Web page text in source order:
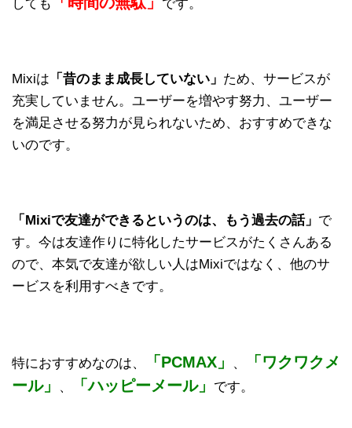
しても
です。
Mixiは 「昔のまま成長していない」 ため、サービスが
充実していません。ユーザーを増やす努力、ユーザー
を満足させる努力が見られないため、おすすめできな
いのです。
「Mixiで友達ができるというのは、もう過去の話」 で
す。今は友達作りに特化したサービスがたくさんある
ので、本気で友達が欲しい人はMixiではなく、他のサ
ービスを利用すべきです。
特におすすめなのは、 「PCMAX」 、
「ワクワクメ
ール」
、 「ハッピーメール」 です。